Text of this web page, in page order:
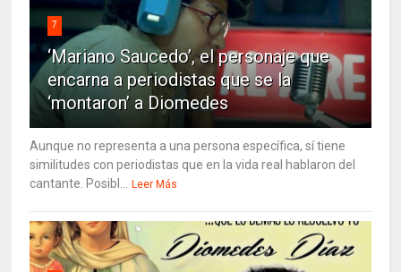
7
‘Mariano Saucedo’, el personaje que
encarna a periodistas que se la
‘montaron’ a Diomedes
Aunque no representa a una persona específica, sí tiene
similitudes con periodistas que en la vida real hablaron del
cantante. Posibl...
Leer Más